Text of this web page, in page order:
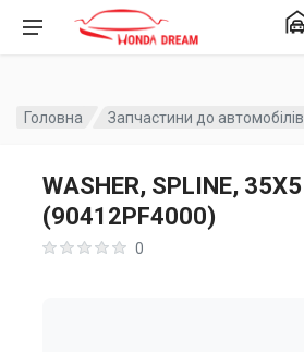
Головна Запчастини до автомобілів
WASHER, SPLINE, 35X5
(90412PF4000)
0